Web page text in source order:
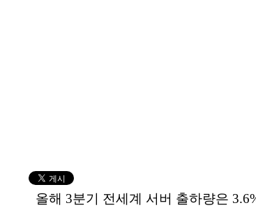
올해 3분기 전세계 서버 출하량은